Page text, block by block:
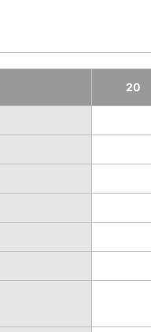
20